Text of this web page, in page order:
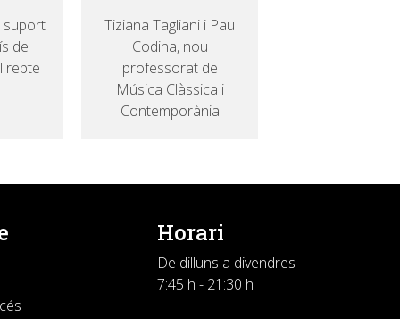
suport
de
repte
Tiziana Tagliani i Pau
Codina, nou
professorat de
Música Clàssica i
Contemporània
Horari
De dilluns a divendres
7:45 h - 21:30 h